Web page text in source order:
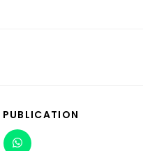
PUBLICATION